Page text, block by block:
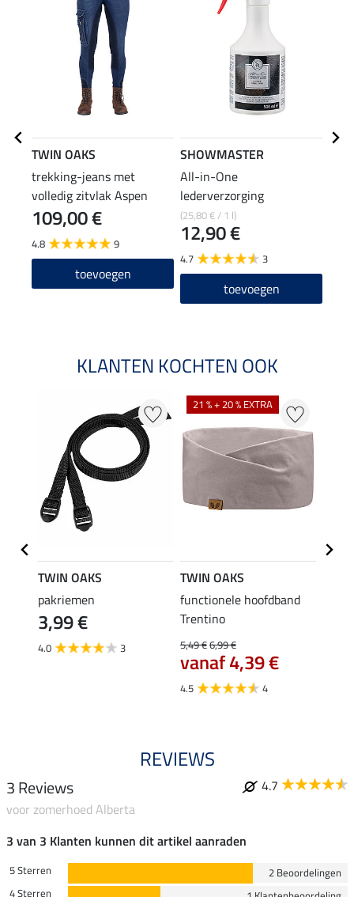
TWIN OAKS
trekking-jeans met
volledig zitvlak Aspen
109,00 €
4.8 9
toevoegen
SHOWMASTER
All-in-One
lederverzorging
(25,80 € / 1 l)
12,90 €
4.7 3
toevoegen
KLANTEN KOCHTEN OOK
TWIN OAKS
pakriemen
3,99 €
4.0 3
21 % + 20 % EXTRA
TWIN OAKS
functionele hoofdband
Trentino
5,49 €6,99 €
vanaf 4,39 €
4.5 4
REVIEWS
3 Reviews
4.7
voor zomerhoed Alberta
3 van 3 Klanten kunnen dit artikel aanraden
5 Sterren
2 Beoordelingen
4 Sterren